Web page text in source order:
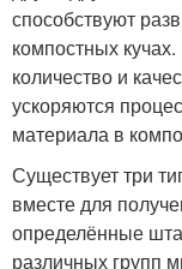
способствуют
компостных
количество и
ускоряются
материала в
Существует три
вместе для
определённые
различных групп